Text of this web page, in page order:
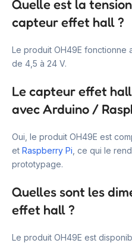
Quelle est la
capteur effet hall ?
Le produit OH49E fonctionne
de 4,5 à 24 V.
Le capteur effet
avec Arduino /
Oui, le produit OH49E est
et Raspberry Pi , ce qui le
prototypage.
Quelles sont les
effet hall ?
Le produit OH49E est